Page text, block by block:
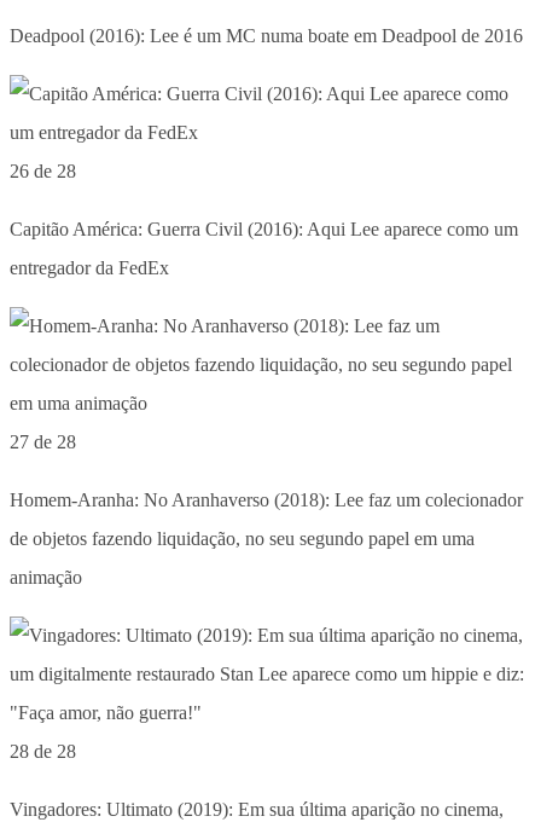
Deadpool (2016): Lee é um MC numa boate em Deadpool de 2016
26 de 28
Capitão América: Guerra Civil (2016): Aqui Lee aparece como um
entregador da FedEx
27 de 28
Homem-Aranha: No Aranhaverso (2018): Lee faz um colecionador
de objetos fazendo liquidação, no seu segundo papel em uma
animação
28 de 28
Vingadores: Ultimato (2019): Em sua última aparição no cinema,